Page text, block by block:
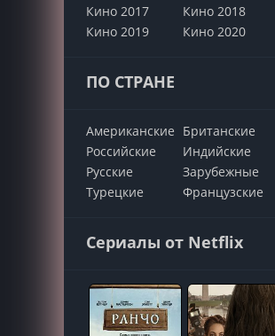
Кино 2017
Кино 2018
Кино 2019
Кино 2020
ПО СТРАНЕ
Американские Британские
Российские
Индийские
Русские
Зарубежные
Турецкие
Французские
Сериалы от Netflix